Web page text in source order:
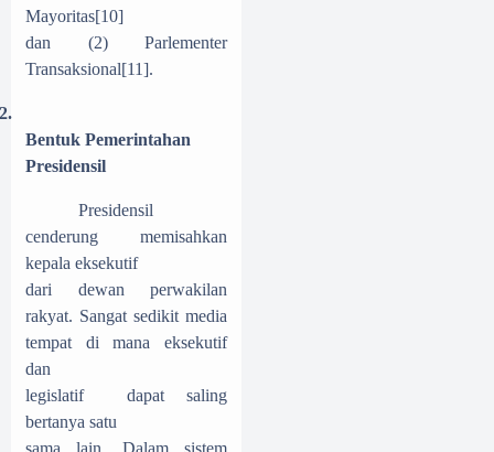
Mayoritas[10]
dan (2) Parlementer
Transaksional[11].
2.
Bentuk Pemerintahan
Presidensil
Presidensil
cenderung memisahkan
kepala eksekutif
dari dewan perwakilan
rakyat. Sangat sedikit media
tempat di mana eksekutif
dan
legislatif dapat saling
bertanya satu
sama lain. Dalam sistem